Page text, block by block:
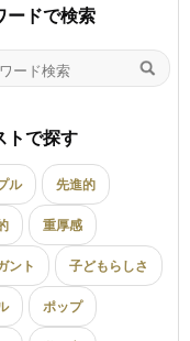
ードで検索
トで探す
ル 先進的
重厚感
ント 子どもらしさ
ポップ